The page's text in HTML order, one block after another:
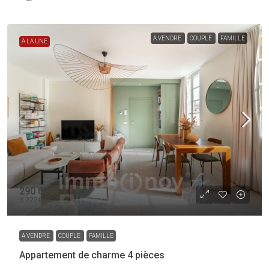
A LA UNE A VENDRE COUPLE FAMILLE
290 000€
3 222€
A VENDRE COUPLE FAMILLE
Appartement de charme 4 pièces